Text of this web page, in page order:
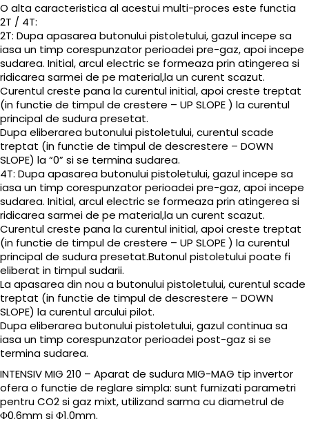
O alta caracteristica al acestui multi-proces este functia
2T / 4T:
2T: Dupa apasarea butonului pistoletului, gazul incepe sa
iasa un timp corespunzator perioadei pre-gaz, apoi incepe
sudarea. Initial, arcul electric se formeaza prin atingerea si
ridicarea sarmei de pe material,la un curent scazut.
Curentul creste pana la curentul initial, apoi creste treptat
(in functie de timpul de crestere – UP SLOPE ) la curentul
principal de sudura presetat.
Dupa eliberarea butonului pistoletului, curentul scade
treptat (in functie de timpul de descrestere – DOWN
SLOPE) la “0” si se termina sudarea.
4T: Dupa apasarea butonului pistoletului, gazul incepe sa
iasa un timp corespunzator perioadei pre-gaz, apoi incepe
sudarea. Initial, arcul electric se formeaza prin atingerea si
ridicarea sarmei de pe material,la un curent scazut.
Curentul creste pana la curentul initial, apoi creste treptat
(in functie de timpul de crestere – UP SLOPE ) la curentul
principal de sudura presetat.Butonul pistoletului poate fi
eliberat in timpul sudarii.
La apasarea din nou a butonului pistoletului, curentul scade
treptat (in functie de timpul de descrestere – DOWN
SLOPE) la curentul arcului pilot.
Dupa eliberarea butonului pistoletului, gazul continua sa
iasa un timp corespunzator perioadei post-gaz si se
termina sudarea.
INTENSIV MIG 210 – Aparat de sudura MIG-MAG tip invertor
ofera o functie de reglare simpla: sunt furnizati parametri
pentru CO2 si gaz mixt, utilizand sarma cu diametrul de
Φ0.6mm si Φ1.0mm.